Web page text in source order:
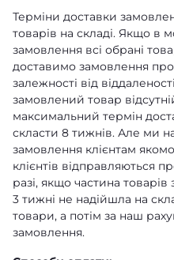
Терміни доставки
товарів на складі. Якщо в
замовлення всі обрані
доставимо замовлення
залежності від
замовлений товар
максимальний термін
скласти 8 тижнів. Але ми
замовлення клієнтам
клієнтів відправляються
разі, якщо частина
3 тижні не надійшла на
товари, а потім за наш
замовлення.